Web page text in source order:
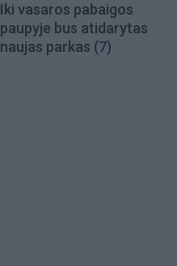
Iki vasaros pabaigos
paupyje bus atidarytas
naujas parkas (7)